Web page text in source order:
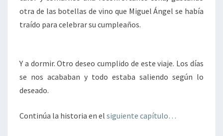
otra de las botellas de vino que Miguel Ángel se había
traído para celebrar su cumpleaños.
Y a dormir. Otro deseo cumplido de este viaje. Los días
se nos acababan y todo estaba saliendo según lo
deseado.
Continúa la historia en el siguiente capítulo…